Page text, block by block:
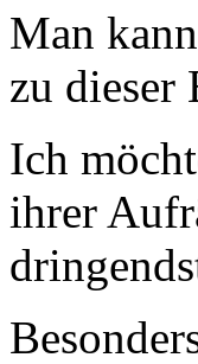
Man
zu dieser
Ich
ihrer